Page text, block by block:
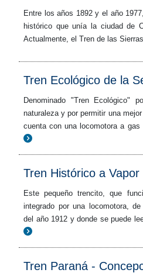
Entre los años 1892 y el año
histórico que unía la ciudad de
Actualmente, el Tren de las
Tren Ecológico de la
Denominado "Tren Ecológico"
naturaleza y por permitir una
cuenta con una locomotora a
Tren Histórico a Vapor
Este pequeño trencito, que
integrado por una locomotora,
del año 1912 y donde se puede
Tren Paraná -